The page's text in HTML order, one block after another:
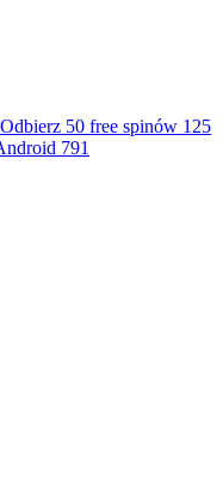
50 free spinów 125
791